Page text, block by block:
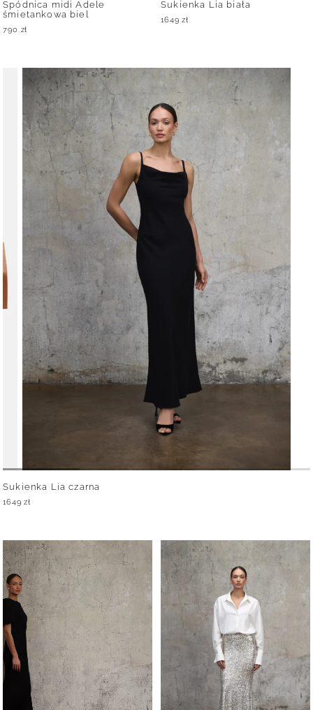
Spódnica midi Adele
śmietankowa biel
790 zł
Sukienka Lia biała
1649zł
Sukienka Lia czarna
1649zł